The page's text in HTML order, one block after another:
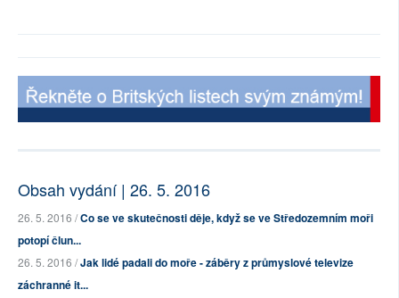
Obsah vydání | 26. 5. 2016
26. 5. 2016 /Co se ve skutečnosti děje, když se ve Středozemním moři
potopí člun...
26. 5. 2016 /Jak lidé padali do moře - záběry z průmyslové televize
záchranné it...